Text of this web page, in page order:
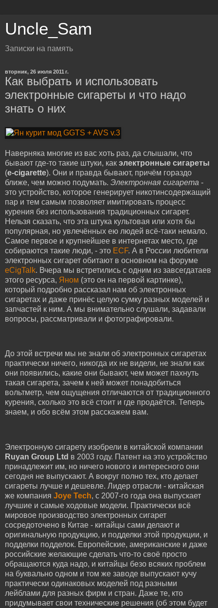
Uncle_Sam
Записки на память
вторник, 26 июля 2011 г.
Как выбрать и использовать
электронные сигареты и что надо
знать о них
Наверняка многие из вас хоть раз, да слышали, что
бывают где-то такие штуки, как электронные сигареты
(e-cigarette). Они и правда бывают, причём гораздо
ближе, чем можно подумать. Электронная сигарета -
это устройство, которое генерирует никотинсодержащий
пар и тем самым позволяет имитировать процесс
курения без использования традиционных сигарет.
Нельзя сказать, что эта штука культовая или хотя бы
популярная, но увлечённых ею людей всё-таки немало.
Самое первое и крупнейшее в интернетах место, где
собираются такие люди, - это ECF. А в России любители
электронных сигарет обитают в основном на форуме
eCigTalk. Вчера мы встретились с одним из завсегдатаев
этого ресурса, Яном (это он на первой картинке),
который подробно рассказал нам об электронных
сигаретах и даже принёс целую сумку разных моделей и
запчастей к ним. А мы внимательно слушали, задавали
вопросы, рассматривали и фотографировали.
До этой встречи мы не знали об электронных сигаретах
практически ничего, никогда их не видели, не знали как
они появились, какие они бывают, чем может пахнуть
такая сигарета, зачем к ней может понадобиться
вольтметр, чем ощущения отличаются от традиционного
курения, сколько это всё стоит и где продаётся. Теперь
знаем, и обо всём этом расскажем вам.
Электронную сигарету изобрели в китайской компании
Ruyan Group Ltd в 2003 году. Патент на это устройство
принадлежит им, но ничего нового и интересного они
сегодня не выпускают. А вокруг полно тех, кто делает
сигареты лучше и дешевле. Лидер отрасли - китайская
же компания Joye Tech, с 2007-го года она выпускает
лучшие и самые ходовые модели. Практически всё
мировое производство электронных сигарет
сосредоточено в Китае - китайцы сами делают и
оригинальную продукцию, и подделки этой продукции, и
подделки подделок. Европейские, американские и даже
российские желающие сделать что-то своё просто
обращаются куда надо, и китайцы безо всяких проблем
на буквально одном и том же заводе выпускают кучу
практически одинаковых моделей под разными
лейблами для разных фирм и стран. Даже те, кто
придумывает свои технические решения (об этом будет